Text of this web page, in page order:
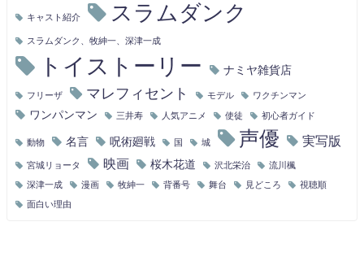
キャスト紹介 スラムダンク
スラムダンク、牧紳一、深津一成
トイストーリー ナミヤ雑貨店
フリーザ マレフィセント モデル ワクチンマン
ワンパンマン 三井寿 人気アニメ 使徒 初心者ガイド
動物 名言 呪術廻戦 国 城 声優 実写版
宮城リョータ 映画 桜木花道 沢北栄治 流川楓
深津一成 漫画 牧紳一 背番号 舞台 見どころ 視聴順
面白い理由